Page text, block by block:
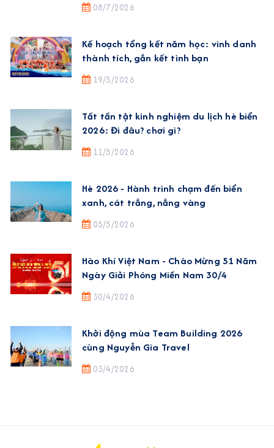
08/7/2026
Kế hoạch tổng kết năm học: vinh danh
thành tích, gắn kết tình bạn
19/5/2026
Tất tần tật kinh nghiệm du lịch hè biển
2026: Đi đâu? chơi gì?
11/5/2026
Hè 2026 - Hành trình chạm đến biển
xanh, cát trắng, nắng vàng
05/5/2026
Hào Khí Việt Nam - Chào Mừng 51 Năm
Ngày Giải Phóng Miền Nam 30/4
30/4/2026
Khởi động mùa Team Building 2026
cùng Nguyễn Gia Travel
03/4/2026